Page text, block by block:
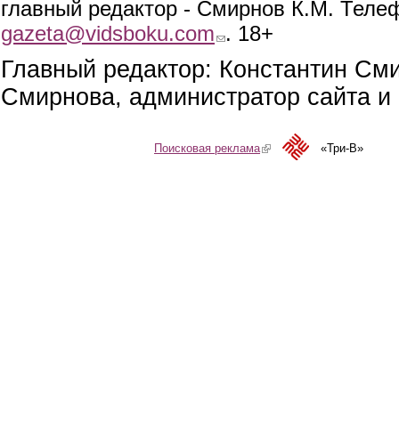
главный редактор - Смирнов К.М.
gazeta@vidsboku.com (link sends e-mail)
. 18+
Главный редактор: Константин
Смирнова, администратор сайта
Поисковая реклама(link is external)«Три-В»